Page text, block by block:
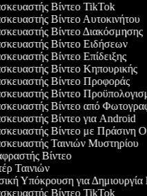
Βίντεο TikTok
Βίντεο Αυτοκινήτου
Βίντεο Διακόσμησης
Βίντεο Ειδήσεων
Βίντεο Επίδειξης
Βίντεο Κηπουρικής
Βίντεο Προφοράς
Βίντεο
Βίντεο από
Βίντεο για Android
Βίντεο με Πράσινη
Ταινιών Μυστηρίου
Βίντεο
Ταινιών
Υπόκρουση για Δημιουργία
Βίντεο TikTok